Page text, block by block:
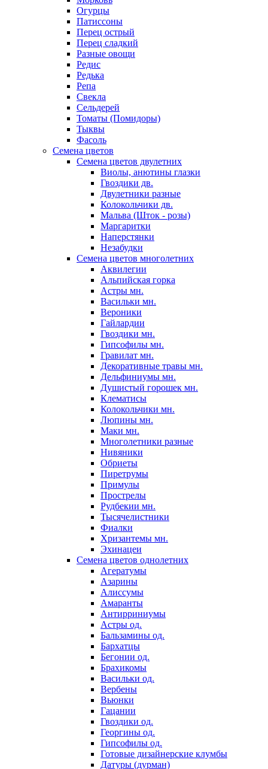
Огурцы
Патиссоны
Перец острый
Перец сладкий
Разные овощи
Редис
Редька
Репа
Свекла
Сельдерей
Томаты (Помидоры)
Тыквы
Фасоль
Семена цветов
Семена цветов двулетних
Виолы, анютины глазки
Гвоздики дв.
Двулетники разные
Колокольчики дв.
Мальва (Шток - розы)
Маргаритки
Наперстянки
Незабудки
Семена цветов многолетних
Аквилегии
Альпийская горка
Астры мн.
Васильки мн.
Вероники
Гайлардии
Гвоздики мн.
Гипсофилы мн.
Гравилат мн.
Декоративные травы мн.
Дельфиниумы мн.
Душистый горошек мн.
Клематисы
Колокольчики мн.
Люпины мн.
Маки мн.
Многолетники разные
Нивяники
Обриеты
Пиретрумы
Примулы
Прострелы
Рудбекии мн.
Тысячелистники
Фиалки
Хризантемы мн.
Эхинацеи
Семена цветов однолетних
Агератумы
Азарины
Алиссумы
Амаранты
Антирриниумы
Астры од.
Бальзамины од.
Бархатцы
Бегонии од.
Брахикомы
Васильки од.
Вербены
Вьюнки
Гацании
Гвоздики од.
Георгины од.
Гипсофилы од.
Готовые дизайнерские клумбы
Датуры (дурман)